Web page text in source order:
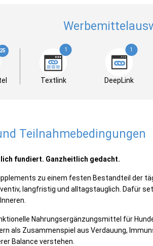
25 1
Textlink
1
DeepLink
Teilnahmebedingungen
fundiert. Ganzheitlich gedacht.
zu einem festen Bestandteil der
langfristig und alltagstauglich. Dafür
Nahrungsergänzungsmittel für
als Zusammenspiel aus Verdauung,
Balance verstehen.